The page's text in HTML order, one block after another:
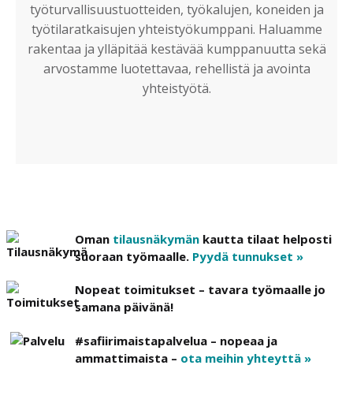
työturvallisuustuotteiden, työkalujen, koneiden ja
työtilaratkaisujen yhteistyökumppani. Haluamme
rakentaa ja ylläpitää kestävää kumppanuutta sekä
arvostamme luotettavaa, rehellistä ja avointa
yhteistyötä.
Oman tilausnäkymän kautta tilaat helposti
suoraan työmaalle. Pyydä tunnukset »
Nopeat toimitukset – tavara työmaalle jo
samana päivänä!
#safiirimaistapalvelua – nopeaa ja
ammattimaista – ota meihin yhteyttä »